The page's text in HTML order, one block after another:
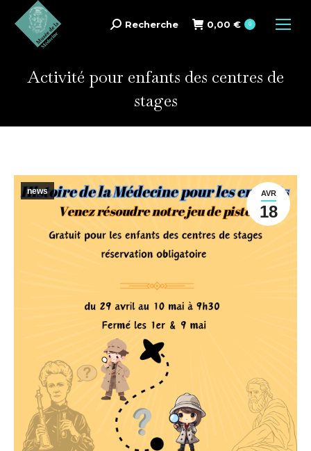
Search:
Recherche 0,00 € 0
Activité pour enfants des centres de
stages
AVR
18
news